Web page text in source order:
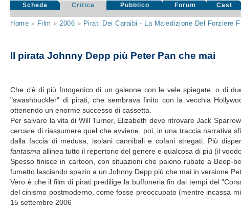
Scheda Critica Pubblico Forum Cast
Home » Film » 2006 » Pirati Dei Caraibi - La Maledizione Del Forziere
Il pirata Johnny Depp più Peter Pan che mai
Che c'è di più fotogenico di un galeone con le vele spiegate, o di
"swashbuckler" di pirati, che sembrava finito con la vecchia
ottenendo un enorme successo di cassetta.
Per salvare la vita di Will Turner, Elizabeth deve ritrovare Jack
cercare di riassumere quel che avviene, poi, in una traccia narrativa
dalla faccia di medusa, isolani cannibali e cofani stregati. Più
fantasma allinea tutto il repertorio del genere e qualcosa di più (il
Spesso finisce in cartoon, con situazioni che paiono rubate a Beep-
fumetto lasciando spazio a un Johnny Depp più che mai in versione
Vero è che il film di pirati predilige la buffoneria fin dai tempi del
del cinismo postmoderno, come fosse preoccupato (mentre incassa
15 settembre 2006